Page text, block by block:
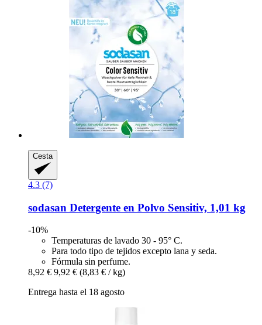
Cesta
4.3 (7)
sodasan Detergente en Polvo Sensitiv, 1,01 kg
-10%
Temperaturas de lavado 30 - 95° C.
Para todo tipo de tejidos excepto lana y seda.
Fórmula sin perfume.
8,92 € 9,92 € (8,83 € / kg)
Entrega hasta el 18 agosto